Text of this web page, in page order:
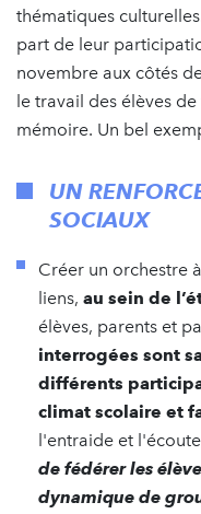
thématiques
part de leur
novembre aux côtés
le travail des élèves
mémoire. Un bel
UN
SOCIAUX
Créer un orchestre
liens, au sein de
élèves, parents et
interrogées sont
différents
climat scolaire et
l'entraide et
de fédérer les
dynamique de